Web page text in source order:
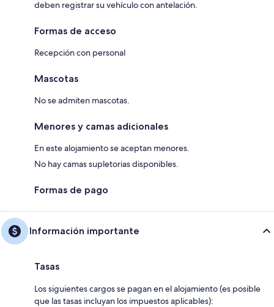
deben registrar su vehículo con antelación.
Formas de acceso
Recepción con personal
Mascotas
No se admiten mascotas.
Menores y camas adicionales
En este alojamiento se aceptan menores.
No hay camas supletorias disponibles.
Formas de pago
Información importante
Tasas
Los siguientes cargos se pagan en el alojamiento (es posible
que las tasas incluyan los impuestos aplicables):